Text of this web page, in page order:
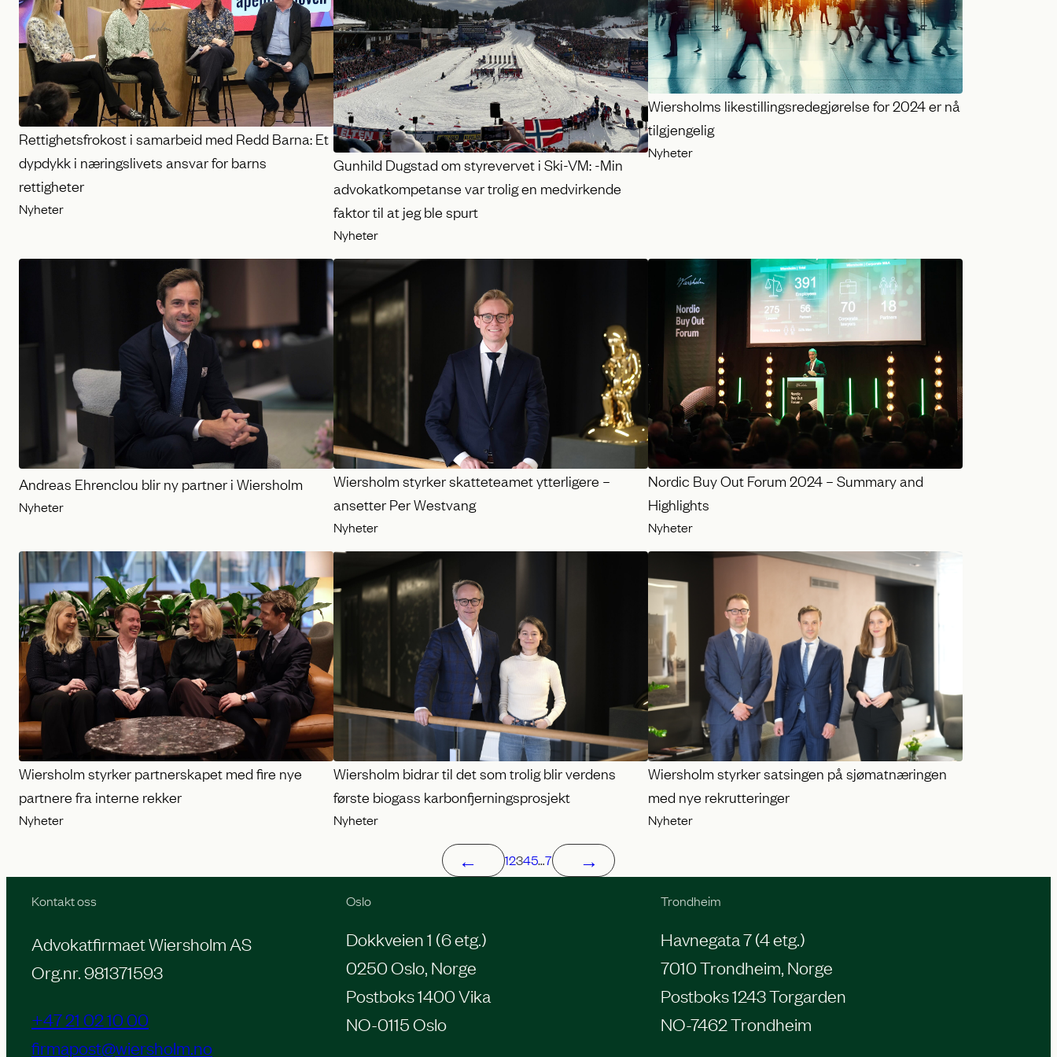
Rettighetsfrokost i samarbeid med Redd Barna: Et
dypdykk i næringslivets ansvar for barns
rettigheter
Nyheter
Gunhild Dugstad om styrevervet i Ski-VM: -Min
advokatkompetanse var trolig en medvirkende
faktor til at jeg ble spurt
Nyheter
Wiersholms likestillingsredegjørelse for 2024 er nå
tilgjengelig
Nyheter
Andreas Ehrenclou blir ny partner i Wiersholm
Nyheter
Wiersholm styrker skatteteamet ytterligere –
ansetter Per Westvang
Nyheter
Nordic Buy Out Forum 2024 – Summary and
Highlights
Nyheter
Wiersholm styrker partnerskapet med fire nye
partnere fra interne rekker
Nyheter
Wiersholm bidrar til det som trolig blir verdens
første biogass karbonfjerningsprosjekt
Nyheter
Wiersholm styrker satsingen på sjømatnæringen
med nye rekrutteringer
Nyheter
← 12345…7 →
Kontakt oss
Advokatfirmaet Wiersholm AS
Org.nr. 981371593
+47 21 02 10 00
firmapost@wiersholm.no
Oslo
Dokkveien 1 (6 etg.)
0250 Oslo, Norge
Postboks 1400 Vika
NO-0115 Oslo
Trondheim
Havnegata 7 (4 etg.)
7010 Trondheim, Norge
Postboks 1243 Torgarden
NO-7462 Trondheim